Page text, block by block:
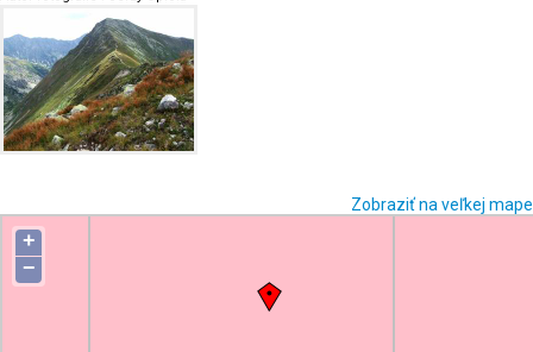
Zobraziť na veľkej mape
+
−